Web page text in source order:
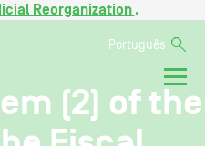
Reorganization .
Português
(2) of the